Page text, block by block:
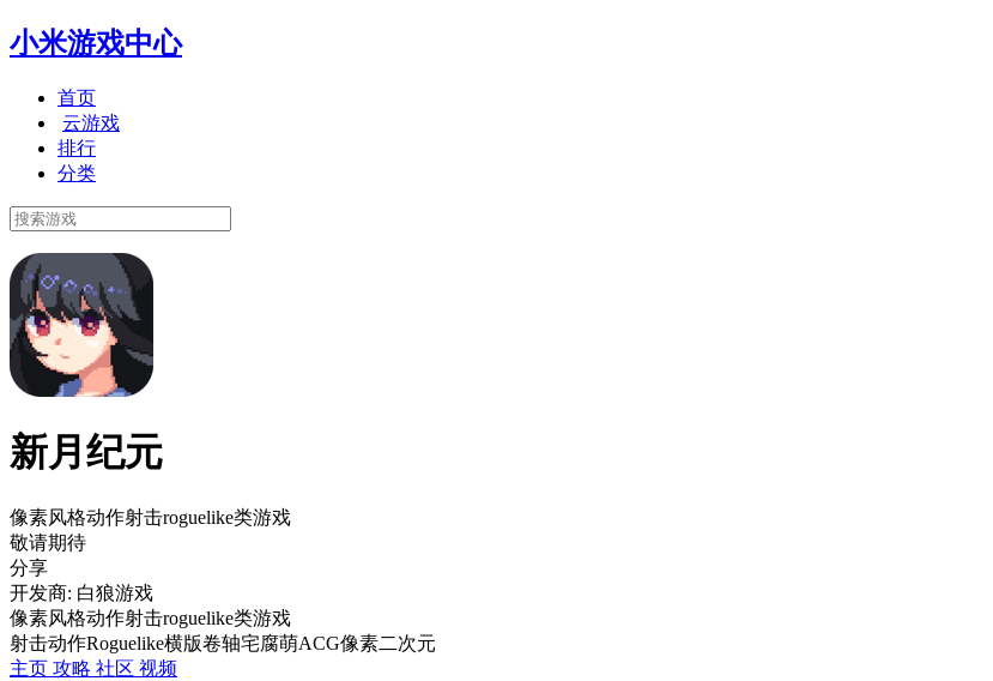
小米游戏中心
首页
云游戏
排行
分类
新月纪元
像素风格动作射击roguelike类游戏
敬请期待
分享
开发商: 白狼游戏
像素风格动作射击roguelike类游戏
射击动作Roguelike横版卷轴宅腐萌ACG像素二次元
主页 攻略 社区 视频